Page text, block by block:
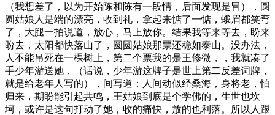
（我想差了，以为开始陈和陈有一段情，后面发现是冒），圆
圆姑娘人是端的漂亮，收到礼，拿起来惦了一惦，蛾眉都笑弯
了，大腿一拍说道，放心，马上放你。结果我等来等去，盼来
盼去，太阳都快落山了，圆圆姑娘那票还稳如泰山。没办法，
人不能吊死在一棵树上，第二个票我的是王修微，，我就凑了
手少年游送她，（话说，少年游这牌子是世上第二反差词牌，
就是给老年人写的），间写道：人间动似经桑海，身将老，怕
归来，期盼能引起共鸣，王姑娘到底是个学佛的，生世也坎
坷，或许是这句打动了她，收的痛快，放的也利落。所以人跟